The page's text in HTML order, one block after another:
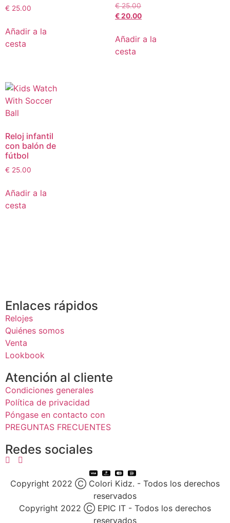
€ 25.00
Añadir a la
cesta
€25.00
€20.00
Añadir a la
cesta
Reloj infantil
con balón de
fútbol
€ 25.00
Añadir a la
cesta
Enlaces rápidos
Relojes
Quiénes somos
Venta
Lookbook
Atención al cliente
Condiciones generales
Política de privacidad
Póngase en contacto con
PREGUNTAS FRECUENTES
Redes sociales
Copyright 2022 Ⓒ Colori Kidz. - Todos los derechos
reservados
Copyright 2022 Ⓒ EPIC IT - Todos los derechos
reservados